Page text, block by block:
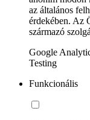
az általános
érdekében. Az
származó
Google
Testing
Funkcionális